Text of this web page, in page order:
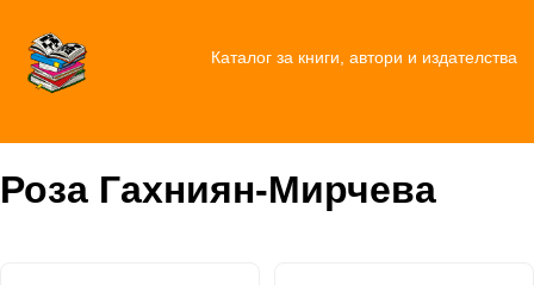
Каталог за книги, автори и издателства
Роза Гахниян-Мирчева